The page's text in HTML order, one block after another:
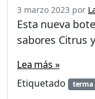
3 marzo 2023 por
Esta nueva
sabores Citrus
Lea más »
Etiquetado
terma